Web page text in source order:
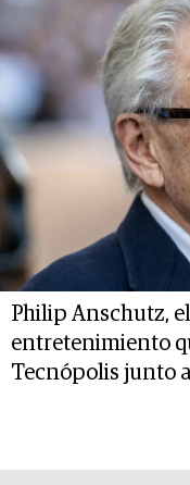
Philip Anschutz,
entretenimiento
Tecnópolis junto